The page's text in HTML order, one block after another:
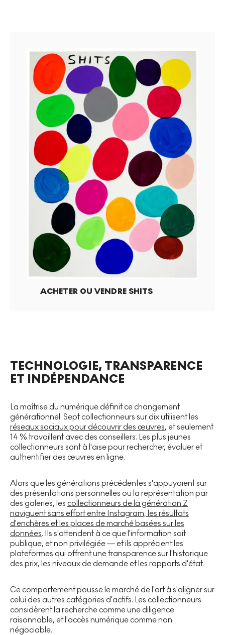
ACHETER OU VENDRE SHITS
TECHNOLOGIE, TRANSPARENCE
ET INDÉPENDANCE
La maîtrise du numérique définit ce changement
générationnel. Sept collectionneurs sur dix utilisent les
réseaux sociaux pour découvrir des œuvres, et seulement
14 % travaillent avec des conseillers. Les plus jeunes
collectionneurs sont à l'aise pour rechercher, évaluer et
authentifier des œuvres en ligne.
Alors que les générations précédentes s'appuyaient sur
des présentations personnelles ou la représentation par
des galeries, les collectionneurs de la génération Z
naviguent sans effort entre Instagram, les résultats
d'enchères et les places de marché basées sur les
données. Ils s'attendent à ce que l'information soit
publique, et non privilégiée — et ils apprécient les
plateformes qui offrent une transparence sur l'historique
des prix, les niveaux de demande et les rapports d'état.
Ce comportement pousse le marché de l'art à s'aligner sur
celui des autres catégories d'actifs. Les collectionneurs
considèrent la recherche comme une diligence
raisonnable, et l'accès numérique comme non
négociable.